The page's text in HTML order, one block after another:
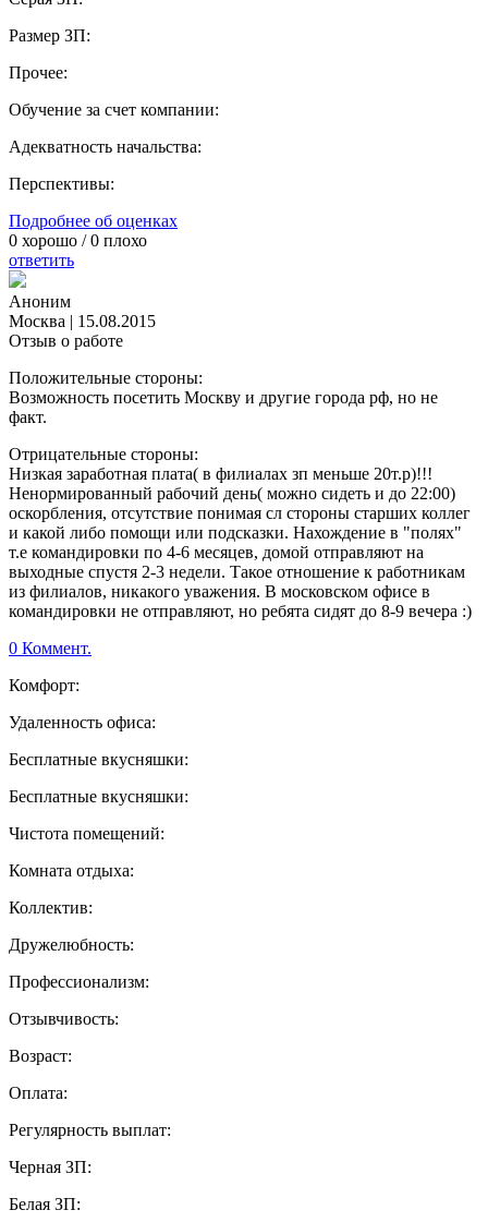
Размер ЗП:
Прочее:
Обучение за счет компании:
Адекватность начальства:
Перспективы:
Подробнее об оценках
0 хорошо /0 плохо
ответить
Аноним
Москва | 15.08.2015
Отзыв о работе
Положительные стороны:
Возможность посетить Москву и другие города рф, но не
факт.
Отрицательные стороны:
Низкая заработная плата( в филиалах зп меньше 20т.р)!!!
Ненормированный рабочий день( можно сидеть и до 22:00)
оскорбления, отсутствие понимая сл стороны старших коллег
и какой либо помощи или подсказки. Нахождение в "полях"
т.е командировки по 4-6 месяцев, домой отправляют на
выходные спустя 2-3 недели. Такое отношение к работникам
из филиалов, никакого уважения. В московском офисе в
командировки не отправляют, но ребята сидят до 8-9 вечера :)
0 Коммент.
Комфорт:
Удаленность офиса:
Бесплатные вкусняшки:
Бесплатные вкусняшки:
Чистота помещений:
Комната отдыха:
Коллектив:
Дружелюбность:
Профессионализм:
Отзывчивость:
Возраст:
Оплата:
Регулярность выплат:
Черная ЗП:
Белая ЗП: